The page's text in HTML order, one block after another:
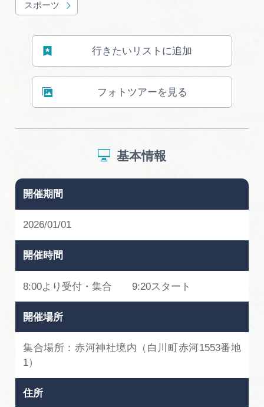
お問い合わせ
運営組織
広告掲載
スポーツ
行きたいリストに追加
フォトツアーを見る
基本情報
開催期間
2026/01/01
開催時間
8:00より受付・集合 9:20スタート
開催場所
集合場所：赤河神社境内（白川町赤河1553番地
1）
住所